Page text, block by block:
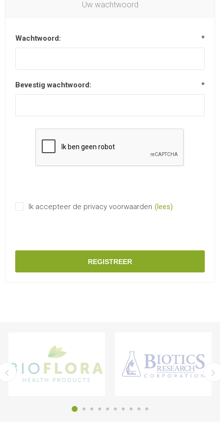
Uw wachtwoord
Wachtwoord: *
Bevestig wachtwoord: *
Ik accepteer de privacy voorwaarden (lees)
REGISTREER